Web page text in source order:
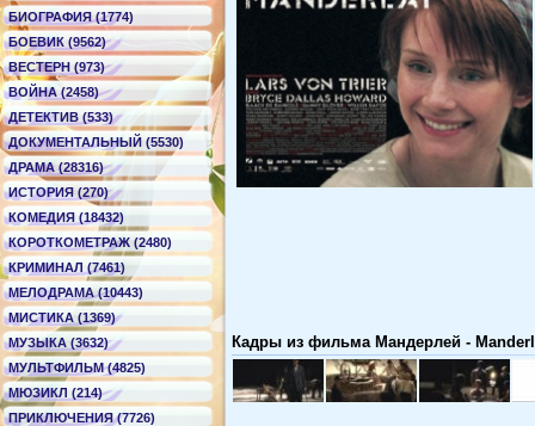
БИОГРАФИЯ (1774)
БОЕВИК (9562)
ВЕСТЕРН (973)
ВОЙНА (2458)
ДЕТЕКТИВ (533)
ДОКУМЕНТАЛЬНЫЙ (5530)
ДРАМА (28316)
ИСТОРИЯ (270)
КОМЕДИЯ (18432)
КОРОТКОМЕТРАЖ (2480)
КРИМИНАЛ (7461)
МЕЛОДРАМА (10443)
МИСТИКА (1369)
МУЗЫКА (3632)
МУЛЬТФИЛЬМ (4825)
МЮЗИКЛ (214)
ПРИКЛЮЧЕНИЯ (7726)
Кадры из фильма Мандерлей -